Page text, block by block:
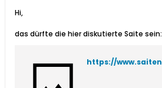
Hi,
das dürfte die hier diskutierte Saite sein: